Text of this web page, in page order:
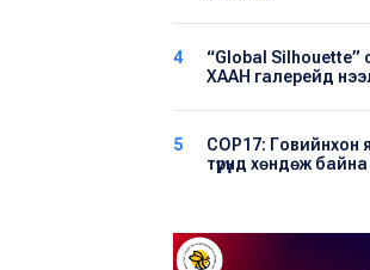
4
“Global Silhouette”
ХААН галерейд
5
COP17: Говийнхон
түрүүнд хөндөж